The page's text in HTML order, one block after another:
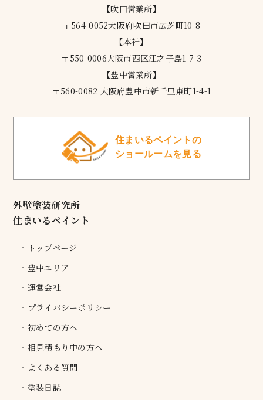
【吹田営業所】
〒564-0052大阪府吹田市広芝町10-8
【本社】
〒550-0006大阪市西区江之子島1-7-3
【豊中営業所】
〒560-0082 大阪府豊中市新千里東町1-4-1
住まいるペイントの
ショールームを見る
外壁塗装研究所
住まいるペイント
トップページ
豊中エリア
運営会社
プライバシーポリシー
初めての方へ
相見積もり中の方へ
よくある質問
塗装日誌